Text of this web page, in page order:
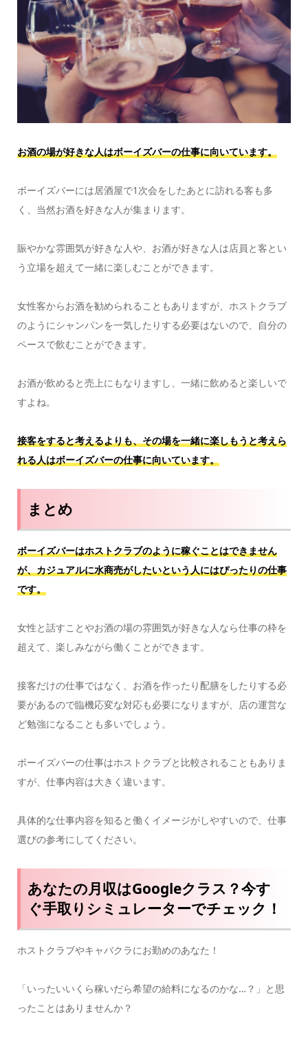
お酒の場が好きな人はボーイズバーの仕事に向いています。
ボーイズバーには居酒屋で1次会をしたあとに訪れる客も多
く、当然お酒を好きな人が集まります。
賑やかな雰囲気が好きな人や、お酒が好きな人は店員と客とい
う立場を超えて一緒に楽しむことができます。
女性客からお酒を勧められることもありますが、ホストクラブ
のようにシャンパンを一気したりする必要はないので、自分の
ペースで飲むことができます。
お酒が飲めると売上にもなりますし、一緒に飲めると楽しいで
すよね。
接客をすると考えるよりも、その場を一緒に楽しもうと考えら
れる人はボーイズバーの仕事に向いています。
まとめ
ボーイズバーはホストクラブのように稼ぐことはできません
が、カジュアルに水商売がしたいという人にはぴったりの仕事
です。
女性と話すことやお酒の場の雰囲気が好きな人なら仕事の枠を
超えて、楽しみながら働くことができます。
接客だけの仕事ではなく、お酒を作ったり配膳をしたりする必
要があるので臨機応変な対応も必要になりますが、店の運営な
ど勉強になることも多いでしょう。
ボーイズバーの仕事はホストクラブと比較されることもありま
すが、仕事内容は大きく違います。
具体的な仕事内容を知ると働くイメージがしやすいので、仕事
選びの参考にしてください。
あなたの月収はGoogleクラス？今す
ぐ手取りシミュレーターでチェック！
ホストクラブやキャバクラにお勤めのあなた！
「いったいいくら稼いだら希望の給料になるのかな…？」と思
ったことはありませんか？